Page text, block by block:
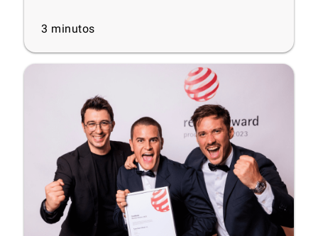
3 minutos